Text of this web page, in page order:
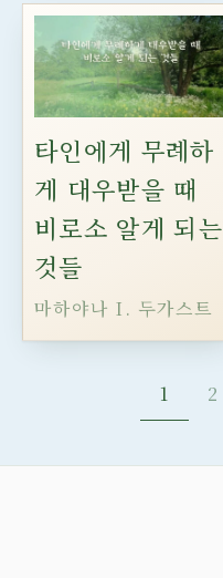
타인에게 무례하
게 대우받을 때
비로소 알게 되는
것들
마하야나 I. 두가스트
1 2